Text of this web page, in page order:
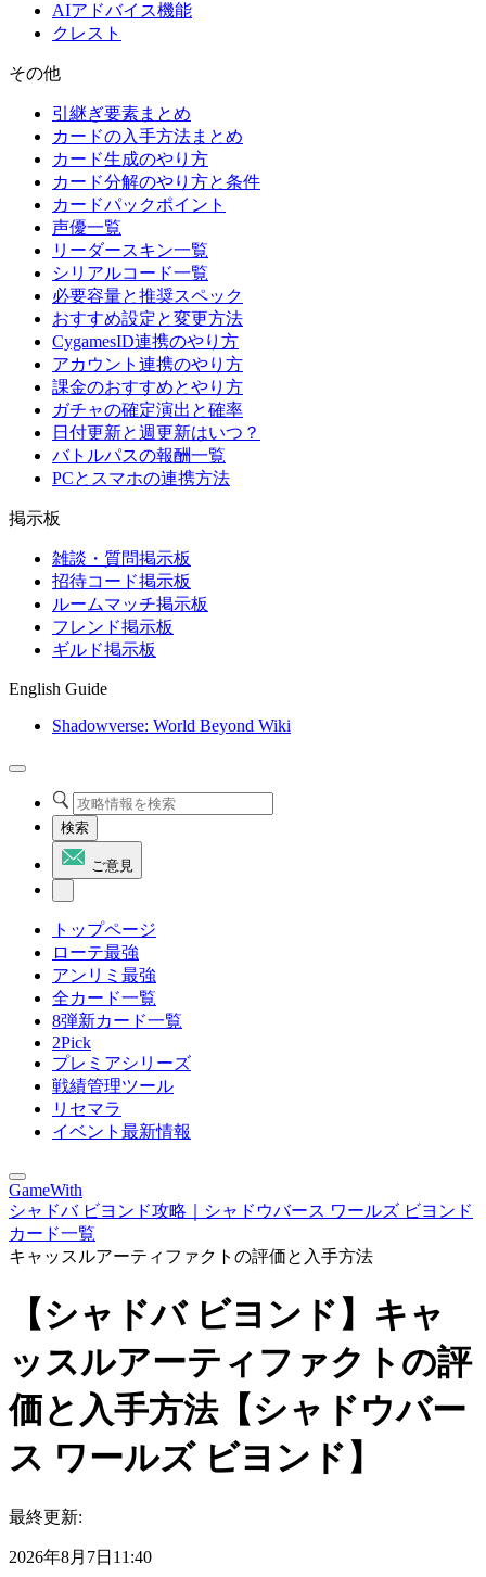
AIアドバイス機能
クレスト
その他
引継ぎ要素まとめ
カードの入手方法まとめ
カード生成のやり方
カード分解のやり方と条件
カードパックポイント
声優一覧
リーダースキン一覧
シリアルコード一覧
必要容量と推奨スペック
おすすめ設定と変更方法
CygamesID連携のやり方
アカウント連携のやり方
課金のおすすめとやり方
ガチャの確定演出と確率
日付更新と週更新はいつ？
バトルパスの報酬一覧
PCとスマホの連携方法
掲示板
雑談・質問掲示板
招待コード掲示板
ルームマッチ掲示板
フレンド掲示板
ギルド掲示板
English Guide
Shadowverse: World Beyond Wiki
検索
ご意見
トップページ
ローテ最強
アンリミ最強
全カード一覧
8弾新カード一覧
2Pick
プレミアシリーズ
戦績管理ツール
リセマラ
イベント最新情報
GameWith
シャドバ ビヨンド攻略｜シャドウバース ワールズ ビヨンド
カード一覧
キャッスルアーティファクトの評価と入手方法
【シャドバ ビヨンド】キャ
ッスルアーティファクトの評
価と入手方法【シャドウバー
ス ワールズ ビヨンド】
最終更新:
2026年8月7日11:40